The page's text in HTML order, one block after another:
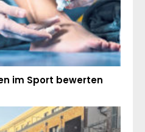
im Sport bewerten